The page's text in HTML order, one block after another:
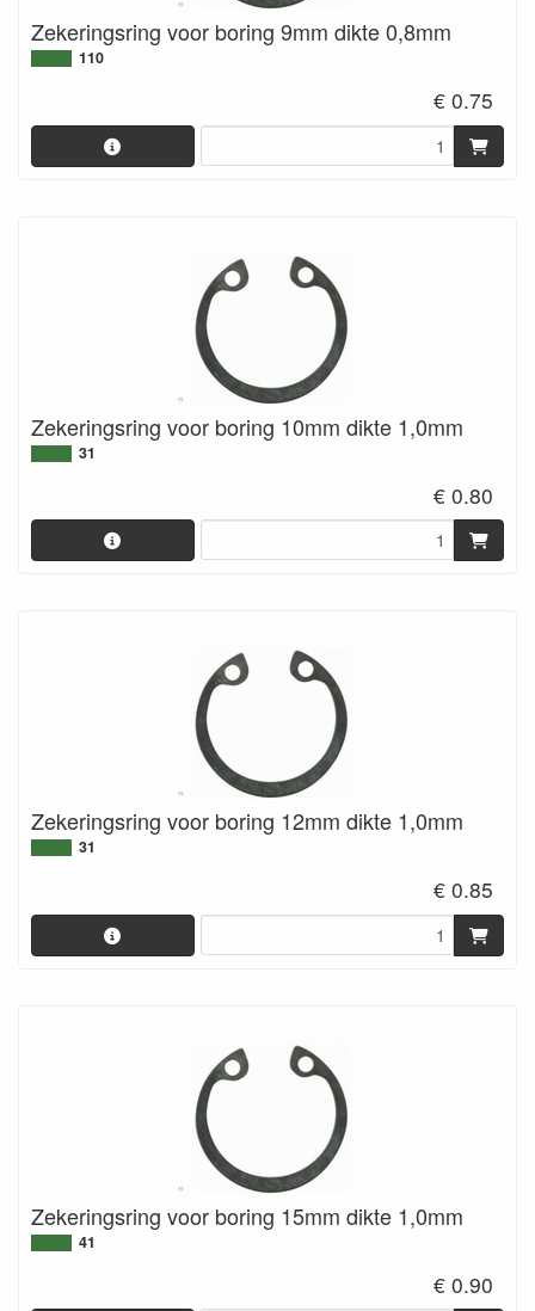
Zekeringsring voor boring 9mm dikte 0,8mm
110
€ 0.75
Zekeringsring voor boring 10mm dikte 1,0mm
31
€ 0.80
Zekeringsring voor boring 12mm dikte 1,0mm
31
€ 0.85
Zekeringsring voor boring 15mm dikte 1,0mm
41
€ 0.90